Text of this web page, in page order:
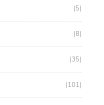
(5)
(8)
(35)
(101)